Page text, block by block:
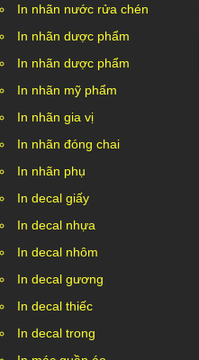
In nhãn nước rửa chén
In nhãn dược phẩm
In nhãn dược phẩm
In nhãn mỹ phẩm
In nhãn gia vị
In nhãn đóng chai
In nhãn phụ
In decal giấy
In decal nhựa
In decal nhôm
In decal gương
In decal thiếc
In decal trong